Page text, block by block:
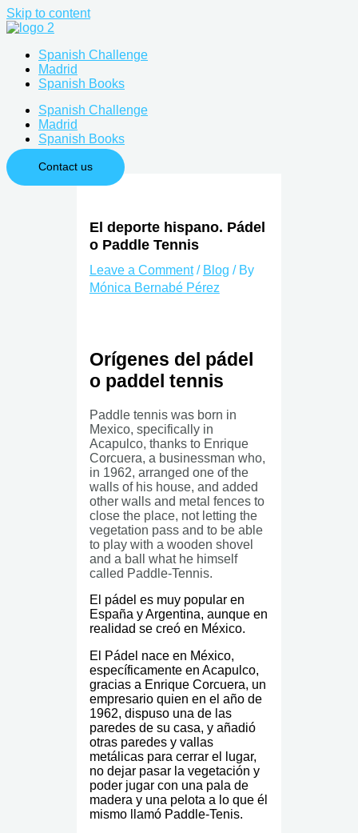
Skip to content
Spanish Challenge
Madrid
Spanish Books
Spanish Challenge
Madrid
Spanish Books
Contact us
El deporte hispano. Pádel
o Paddle Tennis
Leave a Comment / Blog / By
Mónica Bernabé Pérez
Orígenes del pádel
o paddel tennis
Paddle tennis was born in
Mexico, specifically in
Acapulco, thanks to Enrique
Corcuera, a businessman who,
in 1962, arranged one of the
walls of his house, and added
other walls and metal fences to
close the place, not letting the
vegetation pass and to be able
to play with a wooden shovel
and a ball what he himself
called Paddle-Tennis.
El pádel es muy popular en
España y Argentina, aunque en
realidad se creó en México.
El Pádel nace en México,
específicamente en Acapulco,
gracias a Enrique Corcuera, un
empresario quien en el año de
1962, dispuso una de las
paredes de su casa, y añadió
otras paredes y vallas
metálicas para cerrar el lugar,
no dejar pasar la vegetación y
poder jugar con una pala de
madera y una pelota a lo que él
mismo llamó Paddle-Tenis.